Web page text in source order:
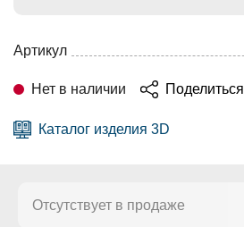
Артикул
Нет в наличии Поделиться
Каталог изделия 3D
Отсутствует в продаже